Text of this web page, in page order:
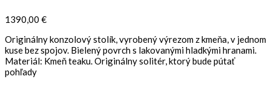
1390,00 €
Originálny konzolový stolík, vyrobený výrezom z kmeňa, v jednom
kuse bez spojov. Bielený povrch s lakovanými hladkými hranami.
Materiál: Kmeň teaku. Originálny solitér, ktorý bude pútať
pohľady